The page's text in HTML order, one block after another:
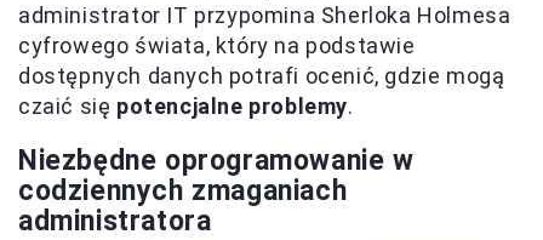
administrator IT przypomina Sherloka Holmesa
cyfrowego świata, który na podstawie
dostępnych danych potrafi ocenić, gdzie mogą
czaić się potencjalne problemy.
Niezbędne oprogramowanie w
codziennych zmaganiach
administratora